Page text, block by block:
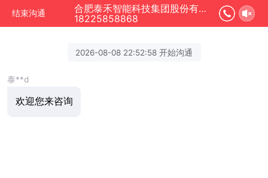
结束沟通
合肥泰禾智能科技集团股份有限公司 正在为您服务
18225858868
2026-08-08 22:52:58 开始沟通
泰**d
欢迎您来咨询